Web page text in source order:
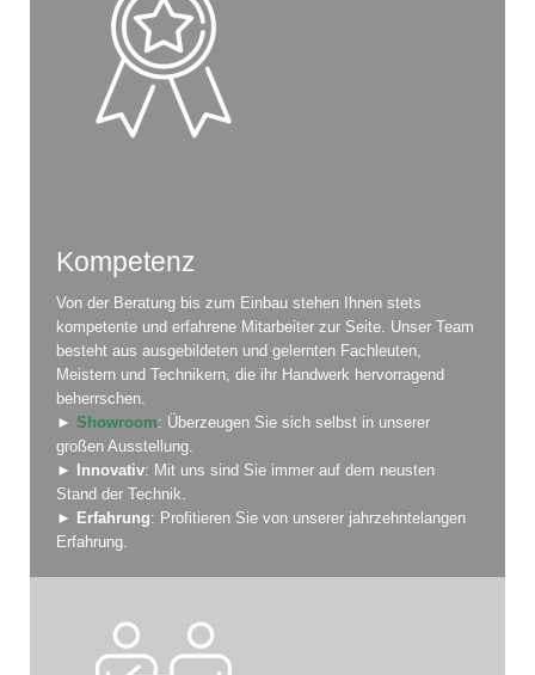
Kompetenz
Von der Beratung bis zum Einbau stehen Ihnen stets
kompetente und erfahrene Mitarbeiter zur Seite. Unser Team
besteht aus ausgebildeten und gelernten Fachleuten,
Meistern und Technikern, die ihr Handwerk hervorragend
beherrschen.
► Showroom: Überzeugen Sie sich selbst in unserer
großen Ausstellung.
► Innovativ: Mit uns sind Sie immer auf dem neusten
Stand der Technik.
► Erfahrung: Profitieren Sie von unserer jahrzehntelangen
Erfahrung.